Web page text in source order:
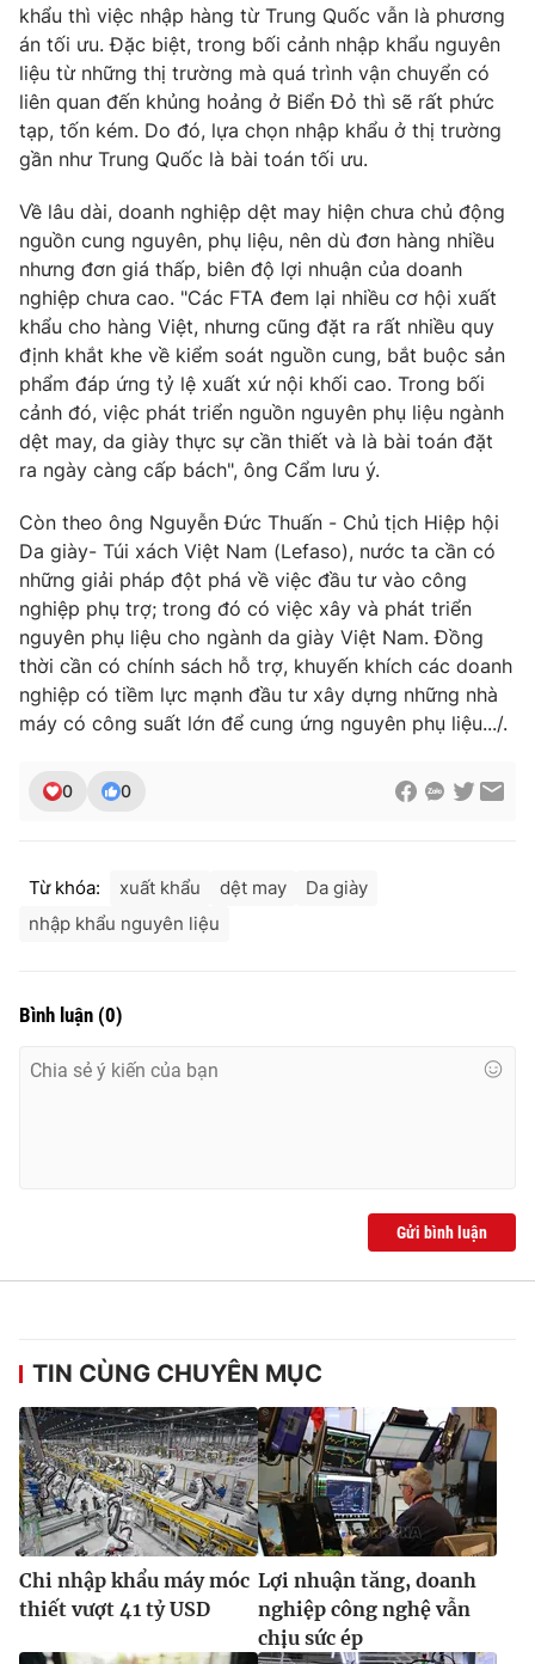
khẩu thì việc nhập hàng từ Trung Quốc vẫn là phương
án tối ưu. Đặc biệt, trong bối cảnh nhập khẩu nguyên
liệu từ những thị trường mà quá trình vận chuyển có
liên quan đến khủng hoảng ở Biển Đỏ thì sẽ rất phức
tạp, tốn kém. Do đó, lựa chọn nhập khẩu ở thị trường
gần như Trung Quốc là bài toán tối ưu.
Về lâu dài, doanh nghiệp dệt may hiện chưa chủ động
nguồn cung nguyên, phụ liệu, nên dù đơn hàng nhiều
nhưng đơn giá thấp, biên độ lợi nhuận của doanh
nghiệp chưa cao. "Các FTA đem lại nhiều cơ hội xuất
khẩu cho hàng Việt, nhưng cũng đặt ra rất nhiều quy
định khắt khe về kiểm soát nguồn cung, bắt buộc sản
phẩm đáp ứng tỷ lệ xuất xứ nội khối cao. Trong bối
cảnh đó, việc phát triển nguồn nguyên phụ liệu ngành
dệt may, da giày thực sự cần thiết và là bài toán đặt
ra ngày càng cấp bách", ông Cẩm lưu ý.
Còn theo ông Nguyễn Đức Thuấn - Chủ tịch Hiệp hội
Da giày- Túi xách Việt Nam (Lefaso), nước ta cần có
những giải pháp đột phá về việc đầu tư vào công
nghiệp phụ trợ; trong đó có việc xây và phát triển
nguyên phụ liệu cho ngành da giày Việt Nam. Đồng
thời cần có chính sách hỗ trợ, khuyến khích các doanh
nghiệp có tiềm lực mạnh đầu tư xây dựng những nhà
máy có công suất lớn để cung ứng nguyên phụ liệu.../.
0 0
Từ khóa: xuất khẩu dệt may
Da giày
nhập khẩu nguyên liệu
Bình luận (0)
Gửi bình luận
TIN CÙNG CHUYÊN MỤC
Chi nhập khẩu máy móc
thiết vượt 41 tỷ USD
Lợi nhuận tăng, doanh
nghiệp công nghệ vẫn
chịu sức ép